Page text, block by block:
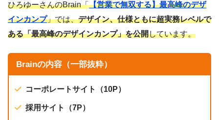
ひろゆーさんのBrain「【営業で無双する】最高峰のデザ
インカンプ」では、デザイン、仕様ともに超実務レベルで
ある「最高峰のデザインカンプ」を公開しています。
Brainの内容（一部抜粋）
コーポレートサイト（10P）
採用サイト（7P）